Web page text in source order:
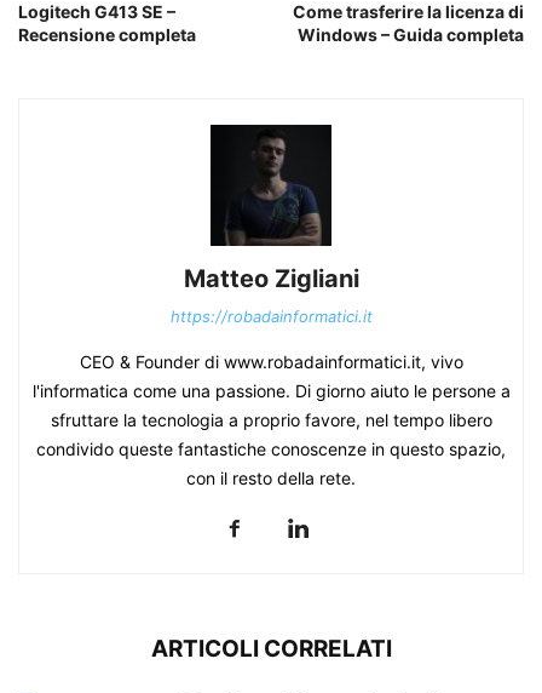
Logitech G413 SE –
Recensione completa
Come trasferire la licenza di
Windows – Guida completa
Matteo Zigliani
https://robadainformatici.it
CEO & Founder di www.robadainformatici.it, vivo
l'informatica come una passione. Di giorno aiuto le persone a
sfruttare la tecnologia a proprio favore, nel tempo libero
condivido queste fantastiche conoscenze in questo spazio,
con il resto della rete.
ARTICOLI CORRELATI